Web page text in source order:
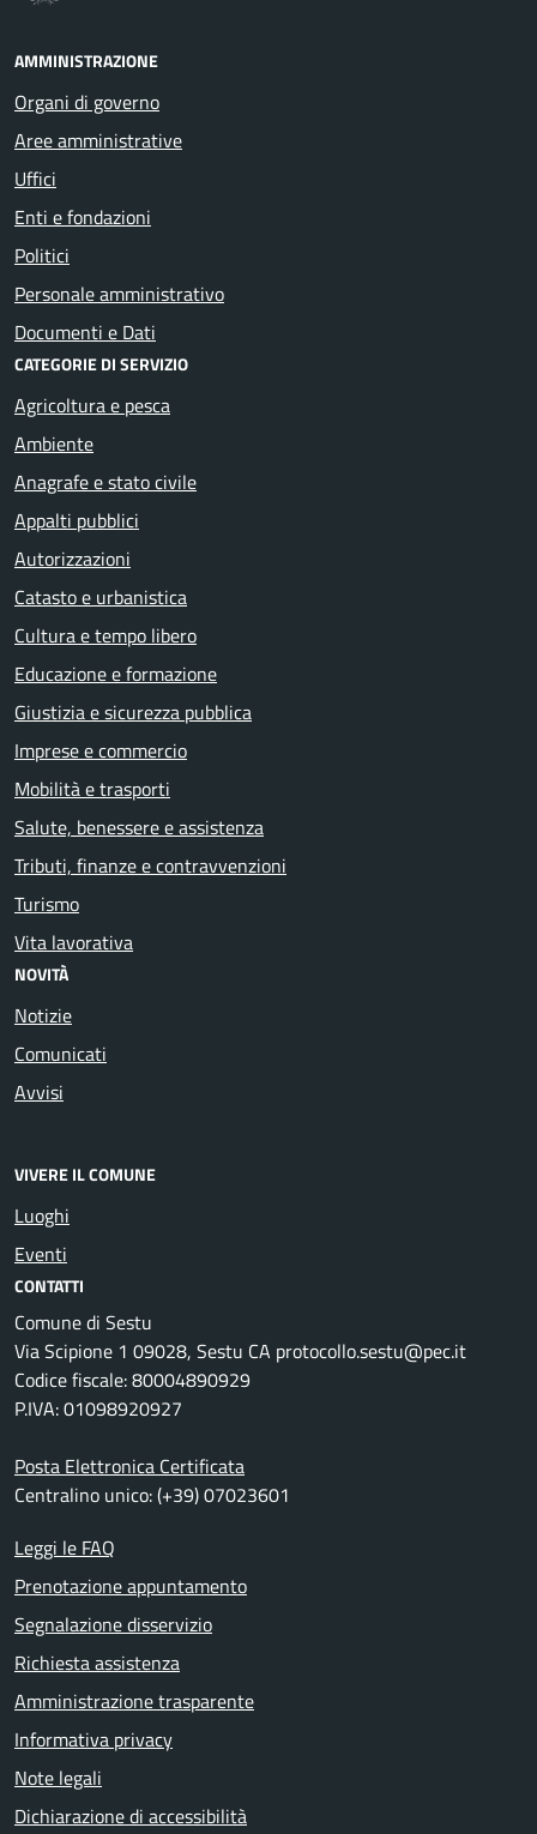
AMMINISTRAZIONE
Organi di governo
Aree amministrative
Uffici
Enti e fondazioni
Politici
Personale amministrativo
Documenti e Dati
CATEGORIE DI SERVIZIO
Agricoltura e pesca
Ambiente
Anagrafe e stato civile
Appalti pubblici
Autorizzazioni
Catasto e urbanistica
Cultura e tempo libero
Educazione e formazione
Giustizia e sicurezza pubblica
Imprese e commercio
Mobilità e trasporti
Salute, benessere e assistenza
Tributi, finanze e contravvenzioni
Turismo
Vita lavorativa
NOVITÀ
Notizie
Comunicati
Avvisi
VIVERE IL COMUNE
Luoghi
Eventi
CONTATTI
Comune di Sestu
Via Scipione 1 09028, Sestu CA protocollo.sestu@pec.it
Codice fiscale: 80004890929
P.IVA: 01098920927
Posta Elettronica Certificata
Centralino unico: (+39) 07023601
Leggi le FAQ
Prenotazione appuntamento
Segnalazione disservizio
Richiesta assistenza
Amministrazione trasparente
Informativa privacy
Note legali
Dichiarazione di accessibilità